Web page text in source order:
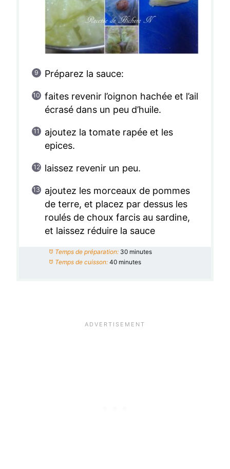
Préparez la sauce:
faites revenir l’oignon hachée et l’ail
écrasé dans un peu d’huile.
ajoutez la tomate rapée et les
epices.
laissez revenir un peu.
ajoutez les morceaux de pommes
de terre, et placez par dessus les
roulés de choux farcis au sardine,
et laissez réduire la sauce
Temps de préparation: 30 minutes
Temps de cuisson: 40 minutes